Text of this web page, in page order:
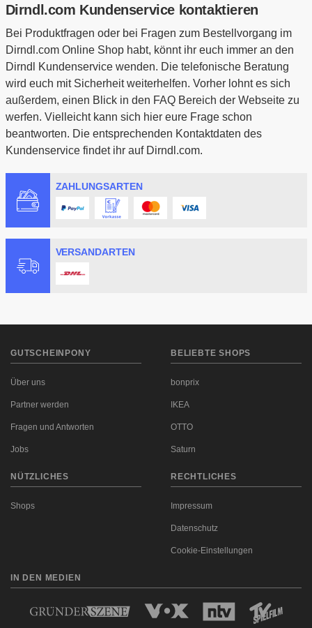
Dirndl.com Kundenservice kontaktieren
Bei Produktfragen oder bei Fragen zum Bestellvorgang im
Dirndl.com Online Shop habt, könnt ihr euch immer an den
Dirndl Kundenservice wenden. Die telefonische Beratung
wird euch mit Sicherheit weiterhelfen. Vorher lohnt es sich
außerdem, einen Blick in den FAQ Bereich der Webseite zu
werfen. Vielleicht kann sich hier eure Frage schon
beantworten. Die entsprechenden Kontaktdaten des
Kundenservice findet ihr auf Dirndl.com.
ZAHLUNGSARTEN
VERSANDARTEN
GUTSCHEINPONY
Über uns
Partner werden
Fragen und Antworten
Jobs
BELIEBTE SHOPS
bonprix
IKEA
OTTO
Saturn
NÜTZLICHES
Shops
RECHTLICHES
Impressum
Datenschutz
Cookie-Einstellungen
IN DEN MEDIEN